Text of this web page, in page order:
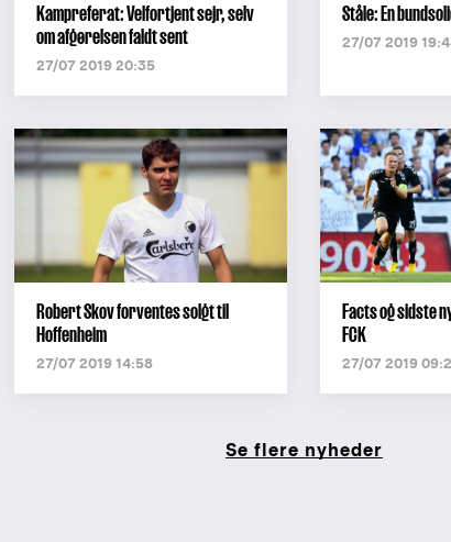
Kampreferat: Velfortjent sejr, selv
om afgørelsen faldt sent
27/07 2019 20:35
Ståle: En
27/07 2019
Robert Skov forventes solgt til
Hoffenheim
27/07 2019 14:58
Facts og sidste
FCK
27/07 2019
Se flere nyheder